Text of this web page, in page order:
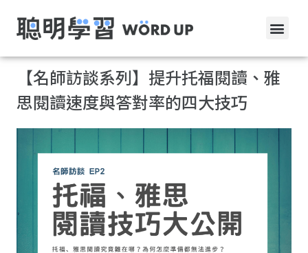
【名師訪談系列】提升托福閱讀、雅
思閱讀速度與答對率的四大技巧